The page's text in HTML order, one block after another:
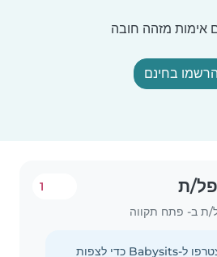
אימות מזהה חובה
הרשמו בחינם
ת
ת ב- פתח תקווה
1
הצטרפו ל-Babysits כדי לצפות